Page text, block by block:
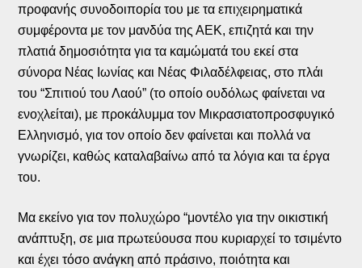
προφανής συνοδοιπορία του με τα επιχειρηματικά
συμφέροντα με τον μανδύα της ΑΕΚ, επιζητά και την
πλατιά δημοσιότητα για τα καμώματά του εκεί στα
σύνορα Νέας Ιωνίας και Νέας Φιλαδέλφειας, στο πλάι
του “Σπιτιού του Λαού” (το οποίο ουδόλως φαίνεται να
ενοχλείται), με προκάλυμμα τον Μικρασιατοπροσφυγικό
Ελληνισμό, για τον οποίο δεν φαίνεται και πολλά να
γνωρίζει, καθώς καταλαβαίνω από τα λόγια και τα έργα
του.
Μα εκείνο για τον πολυχώρο “μοντέλο για την οικιστική
ανάπτυξη, σε μια πρωτεύουσα που κυριαρχεί το τσιμέντο
και έχει τόσο ανάγκη από πράσινο, ποιότητα και